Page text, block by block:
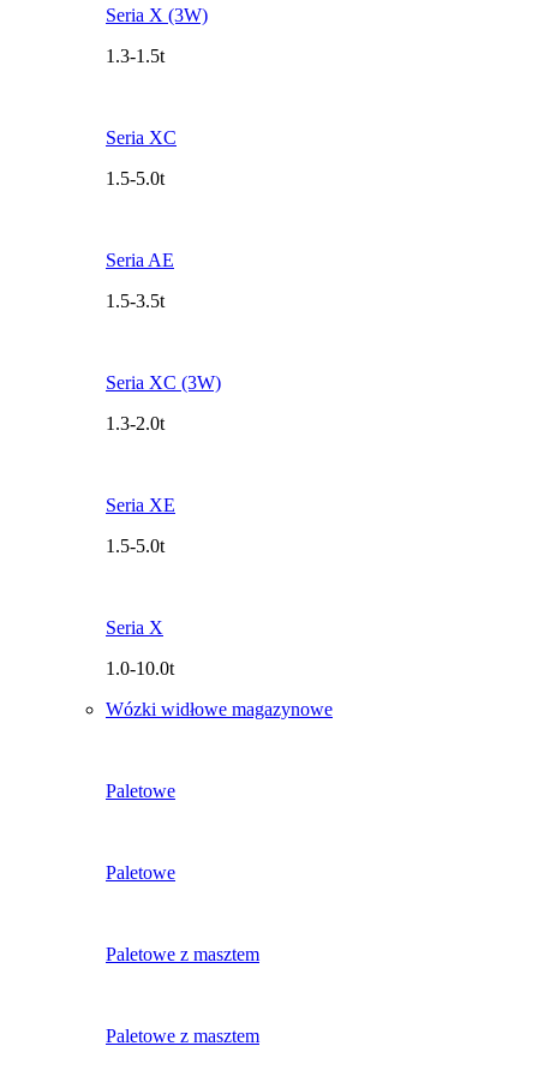
Seria X (3W)
1.3-1.5t
Seria XC
1.5-5.0t
Seria AE
1.5-3.5t
Seria XC (3W)
1.3-2.0t
Seria XE
1.5-5.0t
Seria X
1.0-10.0t
Wózki widłowe magazynowe
Paletowe
Paletowe
Paletowe z masztem
Paletowe z masztem